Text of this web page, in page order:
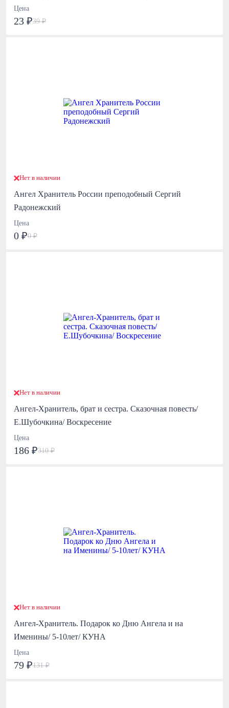
Цена
23 ₽39 ₽
Нет в наличии
Ангел Хранитель России преподобный Сергий
Радонежский
Цена
0 ₽0 ₽
Нет в наличии
Ангел-Хранитель, брат и сестра. Сказочная повесть/
Е.Шубочкина/ Воскресение
Цена
186 ₽310 ₽
Нет в наличии
Ангел-Хранитель. Подарок ко Дню Ангела и на
Именины/ 5-10лет/ КУНА
Цена
79 ₽131 ₽